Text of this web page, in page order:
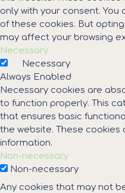
only with your consent.
of these cookies. But
may affect your browsing
Necessary
Necessary
Always Enabled
Necessary cookies are
to function properly. This
that ensures basic
the website. These
information.
Non-necessary
Non-necessary
Any cookies that may not